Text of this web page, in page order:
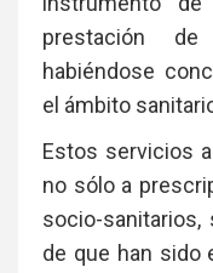
prestación
habiéndose
el ámbito
Estos servicios
no sólo a
socio-
de que han sido